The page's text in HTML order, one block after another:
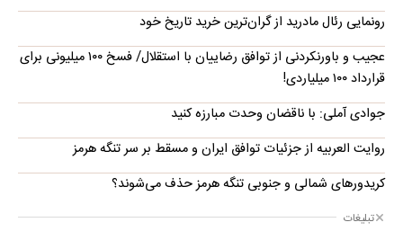
رونمایی رئال مادرید از گران‌ترین خرید تاریخ خود
عجیب و باورنکردنی از توافق رضاییان با استقلال/ فسخ ۱۰۰ میلیونی برای
قرارداد ۱۰۰ میلیاردی!
جوادی آملی: با ناقضان وحدت مبارزه کنید
روایت العربیه از جزئیات توافق ایران و مسقط بر سر تنگه هرمز
کریدورهای شمالی و جنوبی تنگه هرمز حذف می‌شوند؟
تبلیغات